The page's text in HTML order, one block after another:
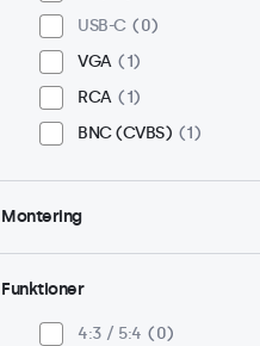
USB-C
0
VGA
1
RCA
1
BNC (CVBS)
1
Montering
Skrivbord
1
Vägg
Panel monterad
Funktioner
4:3 / 5:4
0